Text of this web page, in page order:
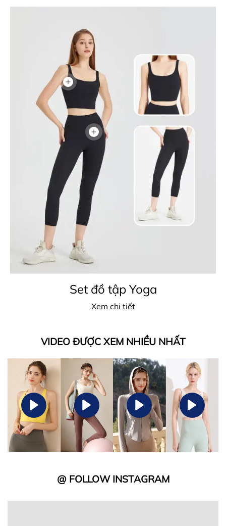
Set đồ tập Yoga
Xem chi tiết
VIDEO ĐƯỢC XEM NHIỀU NHẤT
@ FOLLOW INSTAGRAM